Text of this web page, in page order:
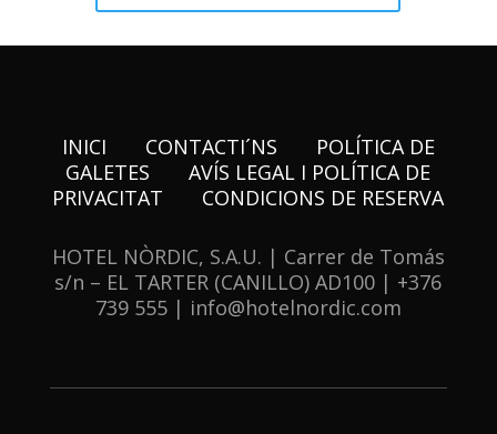
INICI CONTACTI´NS
POLÍTICA DE
GALETES
AVÍS LEGAL I POLÍTICA DE
PRIVACITAT
CONDICIONS DE RESERVA
HOTEL NÒRDIC, S.A.U. | Carrer de Tomás
s/n – EL TARTER (CANILLO) AD100 | +376
739 555 | info@hotelnordic.com